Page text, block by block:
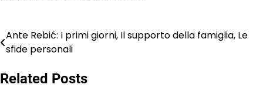
Post
navigation
Ante Rebić: I primi giorni, Il supporto della famiglia, Le
sfide personali
Related Posts